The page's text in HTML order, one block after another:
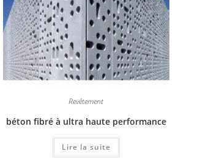
Revêtement
béton fibré à ultra haute performance
Lire la suite